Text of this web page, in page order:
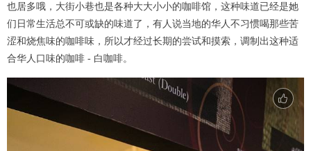
也居多哦，大街小巷也是各种大大小小的咖啡馆，这种味道已经是她
们日常生活总不可或缺的味道了，有人说当地的华人不习惯喝那些苦
涩和烧焦味的咖啡味，所以才经过长期的尝试和摸索，调制出这种适
合华人口味的咖啡 - 白咖啡。